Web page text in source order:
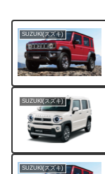
SUZUKI(スズキ)
SUZUKI(スズキ)
SUZUKI(スズキ)